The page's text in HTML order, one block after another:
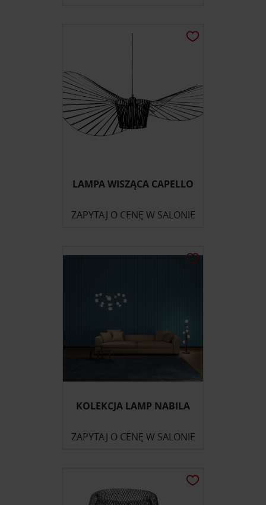
LAMPA WISZĄCA CAPELLO
ZAPYTAJ O CENĘ W SALONIE
KOLEKCJA LAMP NABILA
ZAPYTAJ O CENĘ W SALONIE